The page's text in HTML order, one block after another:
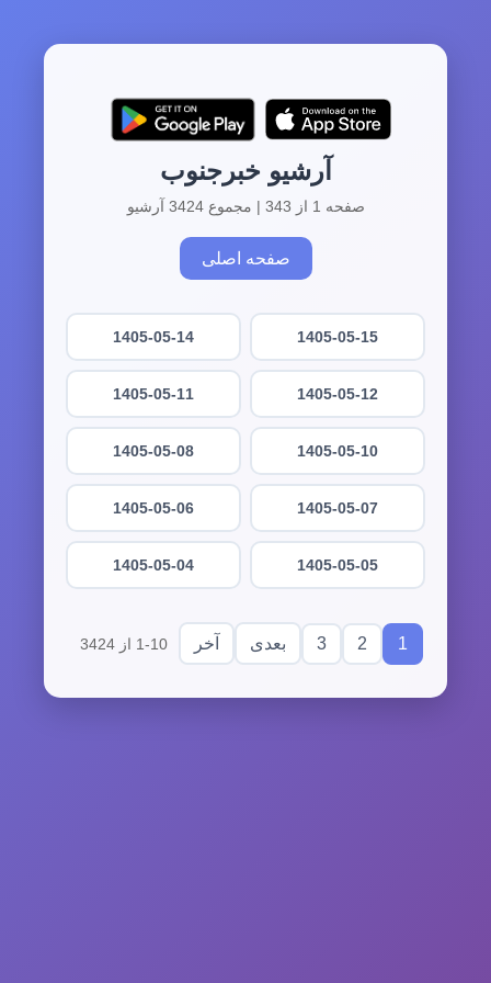
آرشیو خبرجنوب
صفحه 1 از 343 | مجموع 3424 آرشیو
صفحه اصلی
1405-05-15
1405-05-14
1405-05-12
1405-05-11
1405-05-10
1405-05-08
1405-05-07
1405-05-06
1405-05-05
1405-05-04
1
2
3 بعدی آخر 1-10 از 3424